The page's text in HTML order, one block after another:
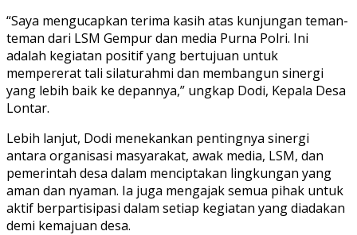
“Saya mengucapkan terima kasih atas kunjungan teman-
teman dari LSM Gempur dan media Purna Polri. Ini
adalah kegiatan positif yang bertujuan untuk
mempererat tali silaturahmi dan membangun sinergi
yang lebih baik ke depannya,” ungkap Dodi, Kepala Desa
Lontar.
Lebih lanjut, Dodi menekankan pentingnya sinergi
antara organisasi masyarakat, awak media, LSM, dan
pemerintah desa dalam menciptakan lingkungan yang
aman dan nyaman. Ia juga mengajak semua pihak untuk
aktif berpartisipasi dalam setiap kegiatan yang diadakan
demi kemajuan desa.